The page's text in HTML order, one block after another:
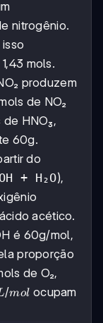
nitrogênio.
mols.
produzem
de NO₂
HNO₃,
60g.
do
+ H₂O),
acético.
é 60g/mol,
proporção
de O₂,
mol
/mol ocupam